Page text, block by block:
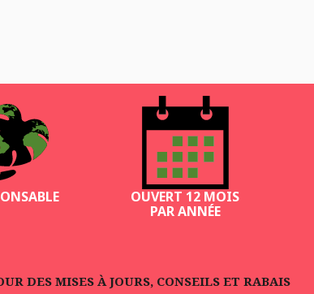
OUVERT 12 MOIS
PAR ANNÉE
DES MISES À JOURS, CONSEILS ET RABAIS